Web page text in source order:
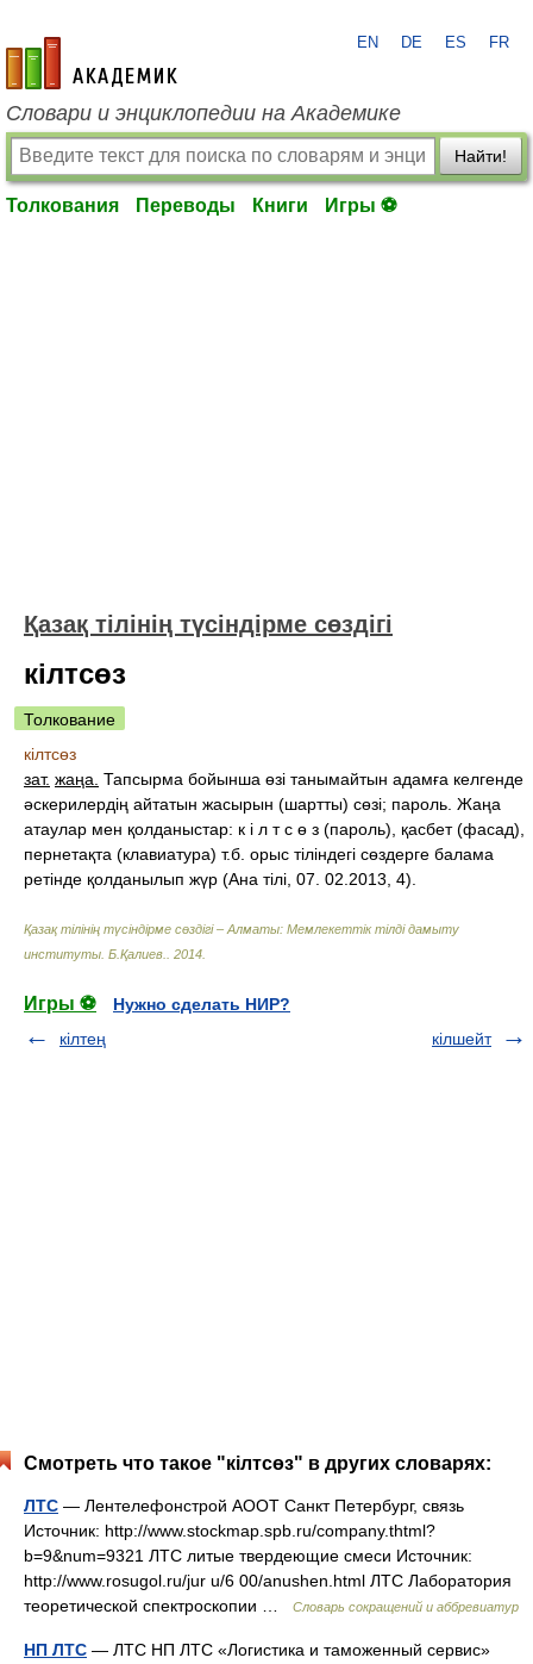
academic.ru
EN DE ES FR
Словари и энциклопедии на Академике
Найти!
Толкования Переводы Книги Игры ⚽
Қазақ тілінің түсіндірме сөздігі
кілтсөз
Толкование
кілтсөз
зат. жаңа. Тапсырма бойынша өзі танымайтын адамға келгенде
әскерилердің айтатын жасырын (шартты) сөзі; пароль. Жаңа
атаулар мен қолданыстар: к і л т с ө з (пароль), қасбет (фасад),
пернетақта (клавиатура) т.б. орыс тіліндегі сөздерге балама
ретінде қолданылып жүр (Ана тілі, 07. 02.2013, 4).
Қазақ тілінің түсіндірме сөздігі – Алматы: Мемлекеттік тілді дамыту
институты Б.Қалиев. 2014
Игры ⚽
Нужно сделать НИР?
кілтең
кілшейт
Смотреть что такое "кілтсөз" в других словарях:
ЛТС — Лентелефонстрой АООТ Санкт Петербург, связь
Источник: http://www.stockmap.spb.ru/company.thtml?
b=9&num=9321 ЛТС литые твердеющие смеси Источник:
http://www.rosugol.ru/jur u/6 00/anushen.html ЛТС Лаборатория
теоретической спектроскопии …
Словарь сокращений и аббревиатур
НП ЛТС — ЛТС НП ЛТС «Логистика и таможенный сервис»